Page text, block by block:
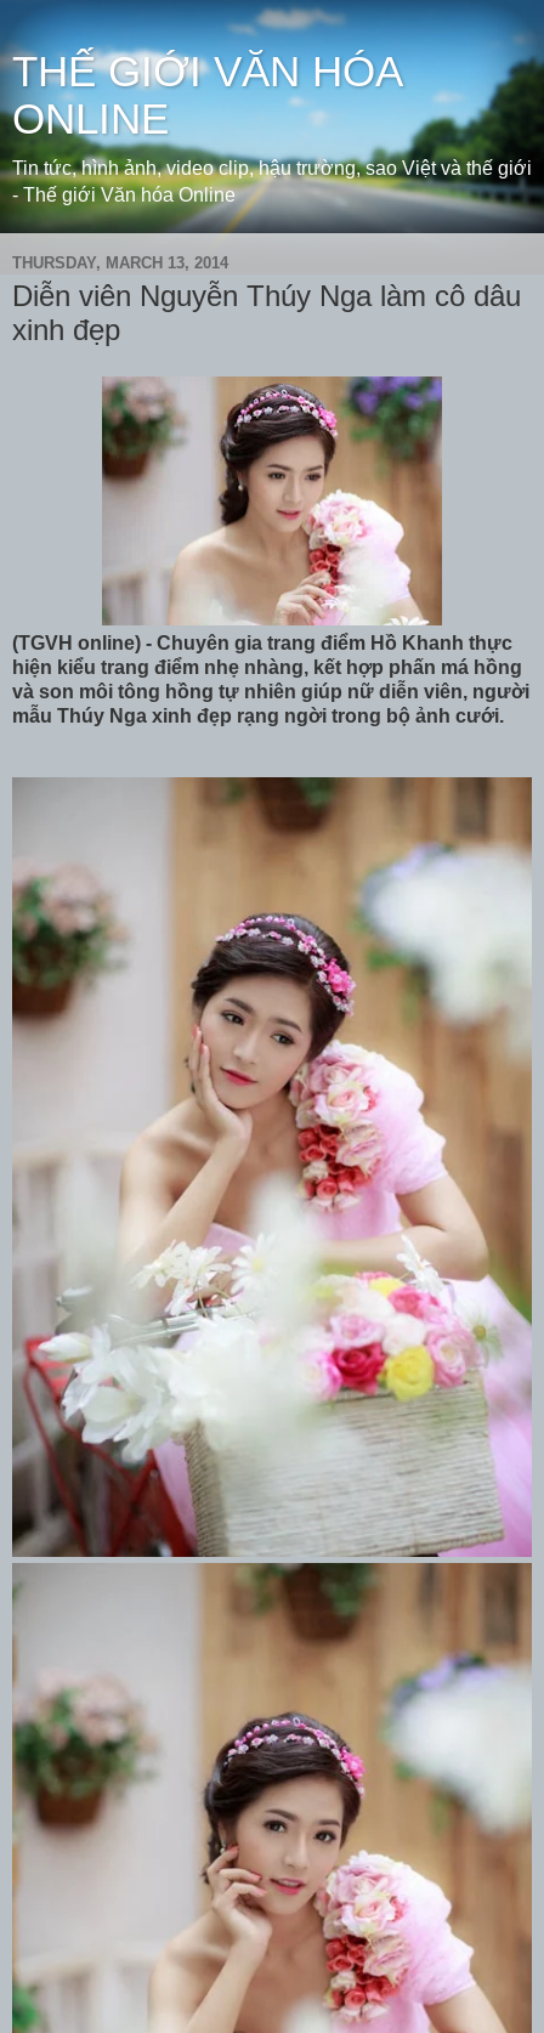
THẾ GIỚI VĂN HÓA
ONLINE
Tin tức, hình ảnh, video clip, hậu trường, sao Việt và thế giới
- Thế giới Văn hóa Online
THURSDAY, MARCH 13, 2014
Diễn viên Nguyễn Thúy Nga làm cô dâu
xinh đẹp
(TGVH online) - Chuyên gia trang điểm Hồ Khanh thực
hiện kiểu trang điểm nhẹ nhàng, kết hợp phấn má hồng
và son môi tông hồng tự nhiên giúp nữ diễn viên, người
mẫu Thúy Nga xinh đẹp rạng ngời trong bộ ảnh cưới.